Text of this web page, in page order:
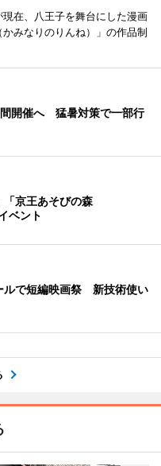
在、八王子を舞台にした漫画
みなりのりんね）」の作品制
間開催へ 猛暑対策で一部行
「京王あそびの森
ベント
ルで短編映画祭 新技術使い